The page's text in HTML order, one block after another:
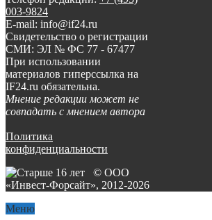
003-9824
E-mail: info@if24.ru
Свидетельство о регистрации
СМИ: ЭЛ № ФС 77 - 67477
При использовании
материалов гиперссылка на
IF24.ru обязательна.
Мнение редакции может не
совпадать с мнением автора
Политика
конфиденциальности
© ООО
«Инвест-Форсайт», 2012-2026
Меню